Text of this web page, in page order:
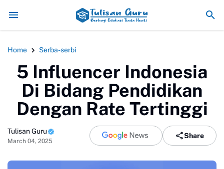
Pemanfaatan Teknologi Digital dalam
Home Serba-serbi
5 Influencer Indonesia
Di Bidang Pendidikan
Dengan Rate Tertinggi
Tulisan Guru
March 04, 2025
Share